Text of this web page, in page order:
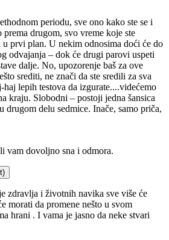
periodu, sve ono kako ste se i
drugom, svo vreme koje ste
prvi plan. U nekim odnosima doći će do
odvajanja – dok će drugi parovi uspeti
dalje. No, upozorenje baš za ove
srediti, ne znači da ste sredili za sva
lepih testova da izgurate....videćemo
kraju. Slobodni – postoji jedna šansica
drugom delu sedmice. Inače, samo priča,
vam dovoljno sna i odmora.
zdravlja i životnih navika sve više će
morati da promene nešto u svom
hrani . I vama je jasno da neke stvari